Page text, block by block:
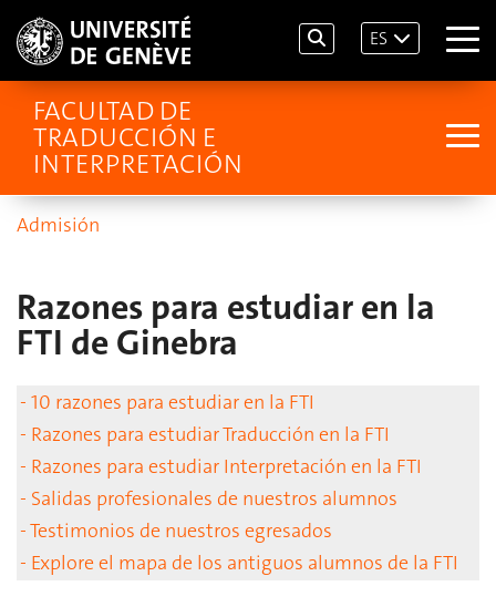
ES
FACULTAD DE
TRADUCCIÓN E
INTERPRETACIÓN
Admisión
Razones para estudiar en la
FTI de Ginebra
- 10 razones para estudiar en la FTI
- Razones para estudiar Traducción en la FTI
- Razones para estudiar Interpretación en la FTI
- Salidas profesionales de nuestros alumnos
- Testimonios de nuestros egresados
- Explore el mapa de los antiguos alumnos de la FTI